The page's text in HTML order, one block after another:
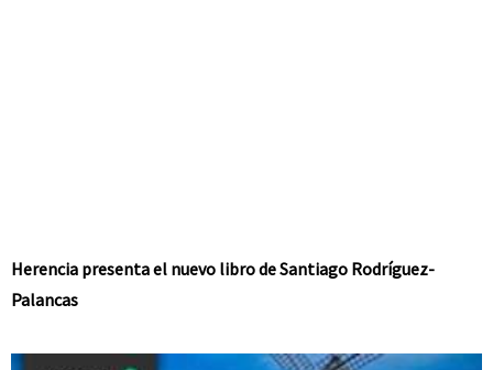
Herencia presenta el nuevo libro de Santiago Rodríguez-
Palancas